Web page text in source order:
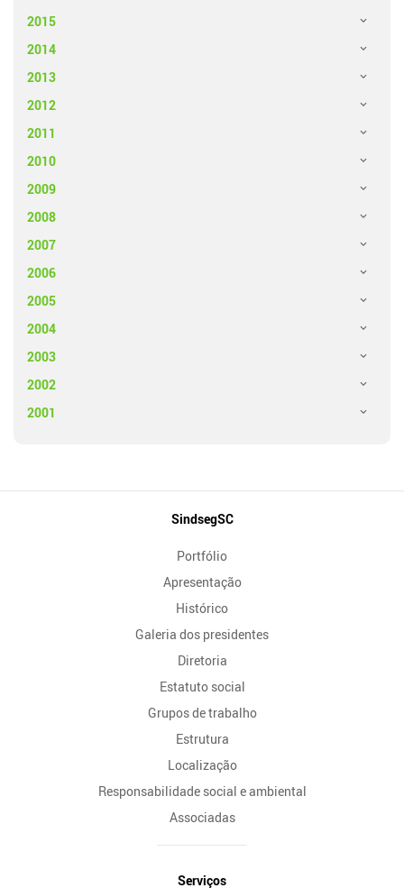
2015
2014
2013
2012
2011
2010
2009
2008
2007
2006
2005
2004
2003
2002
2001
SindsegSC
Portfólio
Apresentação
Histórico
Galeria dos presidentes
Diretoria
Estatuto social
Grupos de trabalho
Estrutura
Localização
Responsabilidade social e ambiental
Associadas
Serviços